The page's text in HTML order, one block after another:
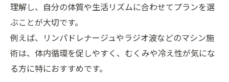
理解し、自分の体質や生活リズムに合わせてプランを選
ぶことが大切です。
例えば、リンパドレナージュやラジオ波などのマシン施
術は、体内循環を促しやすく、むくみや冷え性が気にな
る方に特におすすめです。